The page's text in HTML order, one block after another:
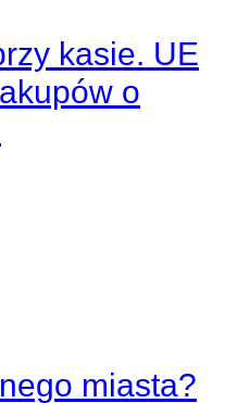
kasie. UE
o
miasta?